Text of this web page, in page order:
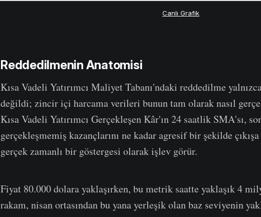
Canlı Grafik
Reddedilmenin Anatomisi
Kısa Vadeli Yatırımcı Maliyet Tabanı'ndaki reddedilme
değildi; zincir içi harcama verileri bunun tam olarak nasıl
Kısa Vadeli Yatırımcı Gerçekleşen Kâr'ın 24 saatlik SMA'sı,
gerçekleşmemiş kazançlarını ne kadar agresif bir şekilde
gerçek zamanlı bir göstergesi olarak işlev görür.
Fiyat 80.000 dolara yaklaşırken, bu metrik saatte yaklaşık 4
rakam, nisan ortasından bu yana yerleşik olan baz seviyenin